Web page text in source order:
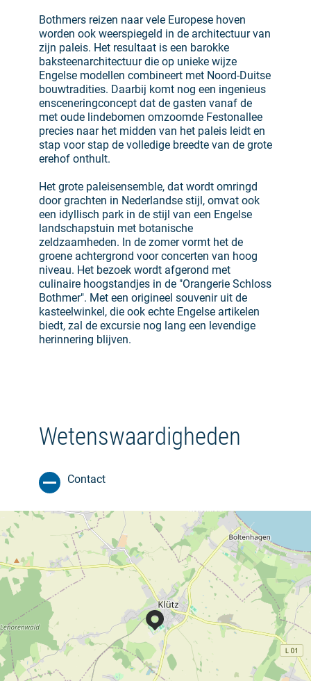
Bothmers reizen naar vele Europese hoven
worden ook weerspiegeld in de architectuur van
zijn paleis. Het resultaat is een barokke
baksteenarchitectuur die op unieke wijze
Engelse modellen combineert met Noord-Duitse
bouwtradities. Daarbij komt nog een ingenieus
ensceneringconcept dat de gasten vanaf de
met oude lindebomen omzoomde Festonallee
precies naar het midden van het paleis leidt en
stap voor stap de volledige breedte van de grote
erehof onthult.
Het grote paleisensemble, dat wordt omringd
door grachten in Nederlandse stijl, omvat ook
een idyllisch park in de stijl van een Engelse
landschapstuin met botanische
zeldzaamheden. In de zomer vormt het de
groene achtergrond voor concerten van hoog
niveau. Het bezoek wordt afgerond met
culinaire hoogstandjes in de "Orangerie Schloss
Bothmer". Met een origineel souvenir uit de
kasteelwinkel, die ook echte Engelse artikelen
biedt, zal de excursie nog lang een levendige
herinnering blijven.
Wetenswaardigheden
Contact